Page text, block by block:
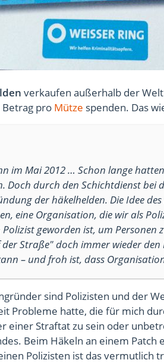
verkaufen außerhalb der
pro Mütze spenden. Das
im Mai 2012 … Schon lange
Doch durch den Schichtdienst bei
der häkelhelden. Die Idee
eine Organisation, die wir als
geworden ist, um
Straße" doch immer wieder
– und froh ist, dass
sind Polizisten und der
Probleme hatte, die für mich
einer Straftat zu sein oder
Beim Häkeln an einem Patch
Polizisten ist das vermutlich